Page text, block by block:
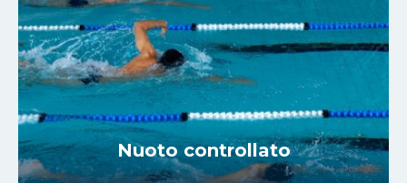
Nuoto controllato